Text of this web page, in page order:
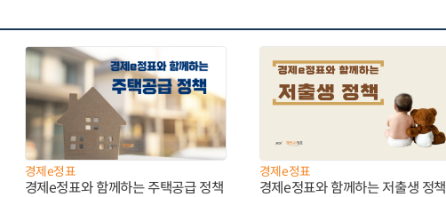
경제e정표
경제e정표와 함께하는 주택공급 정책
경제e정표
경제e정표와 함께하는 저출생 정책